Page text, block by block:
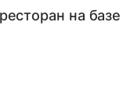
на базе